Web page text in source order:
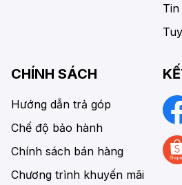
CHÍNH SÁCH
Hướng dẫn trả góp
Chế độ bảo hành
Chính sách bán hàng
Chương trình khuyến mãi